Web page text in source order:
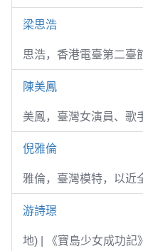
梁思浩
思浩，香港電臺第二臺
陳美鳳
美鳳，臺灣女演員、歌
倪雅倫
雅倫，臺灣模特，以近
游詩璟
地) | 《寶島少女成功記